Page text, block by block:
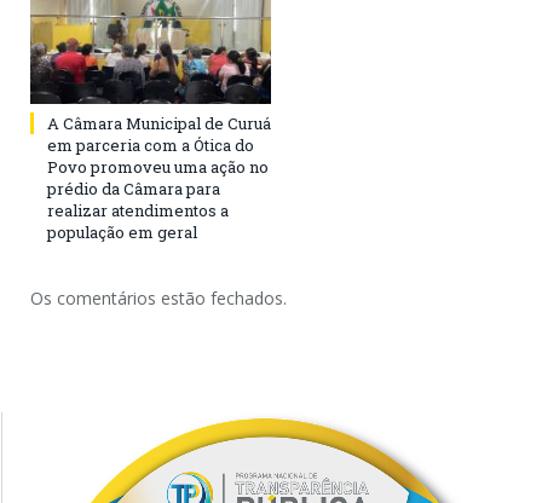
A Câmara Municipal de Curuá
em parceria com a Ótica do
Povo promoveu uma ação no
prédio da Câmara para
realizar atendimentos a
população em geral
Os comentários estão fechados.